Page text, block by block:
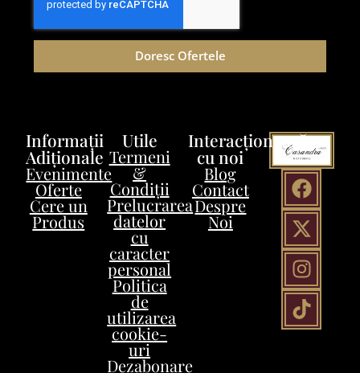
Doresc Ofertele
Interacționează
cu noi
Blog
Contact
Despre
Noi
Utile
Termeni
&
Condiții
Prelucrarea
datelor
cu
caracter
personal
Politica
de
utilizarea
cookie-
uri
Dezabonare
Informații
Adiționale
Evenimente
Oferte
Cere un
Produs